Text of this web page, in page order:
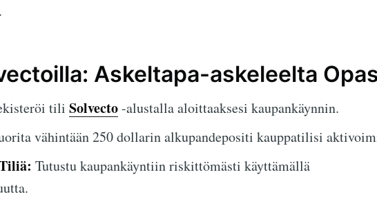
Askeltapa-askeleelta
tili Solvecto-alustalla aloittaaksesi kaupankäynnin.
vähintään 250 dollarin alkupandepositi kauppatilisi
Tutustu kaupankäyntiin riskittömästi käyttämällä